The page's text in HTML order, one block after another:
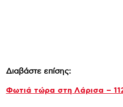
Διαβάστε επίσης:
Φωτιά τώρα στη Λάρισα –